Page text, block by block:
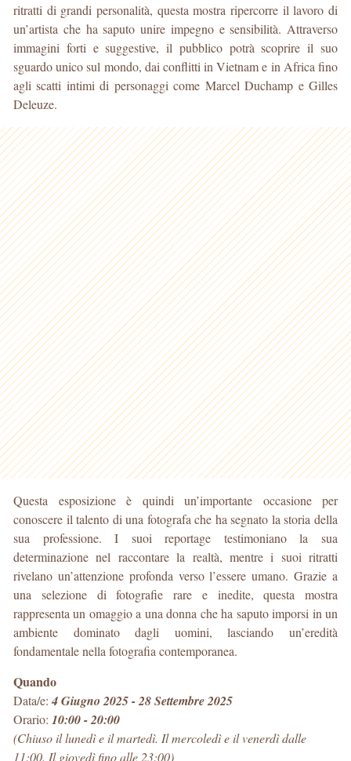
ritratti di grandi personalità, questa mostra ripercorre il lavoro di
un’artista che ha saputo unire impegno e sensibilità. Attraverso
immagini forti e suggestive, il pubblico potrà scoprire il suo
sguardo unico sul mondo, dai conflitti in Vietnam e in Africa fino
agli scatti intimi di personaggi come Marcel Duchamp e Gilles
Deleuze.
Questa esposizione è quindi un’importante occasione per
conoscere il talento di una fotografa che ha segnato la storia della
sua professione. I suoi reportage testimoniano la sua
determinazione nel raccontare la realtà, mentre i suoi ritratti
rivelano un’attenzione profonda verso l’essere umano. Grazie a
una selezione di fotografie rare e inedite, questa mostra
rappresenta un omaggio a una donna che ha saputo imporsi in un
ambiente dominato dagli uomini, lasciando un’eredità
fondamentale nella fotografia contemporanea.
Quando
Data/e: 4 Giugno 2025 - 28 Settembre 2025
Orario: 10:00 - 20:00
(Chiuso il lunedì e il martedì. Il mercoledì e il venerdì dalle
11:00. Il giovedì fino alle 23:00)